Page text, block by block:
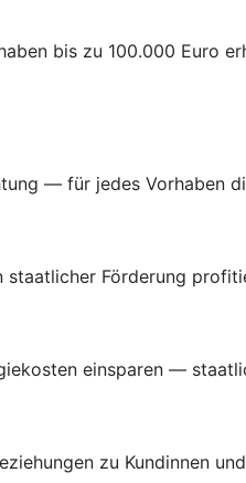
bis zu 100.000 Euro
— für jedes Vorhaben
staatlicher Förderung
einsparen —
zu Kundinnen